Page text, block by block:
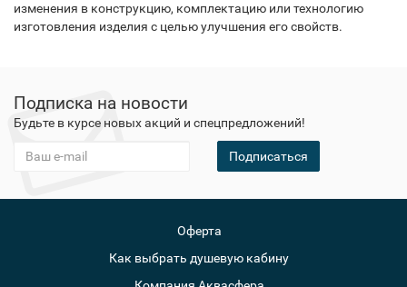
изменения в конструкцию, комплектацию или технологию
изготовления изделия с целью улучшения его свойств.
Подписка на новости
Будьте в курсе новых акций и спецпредложений!
Подписаться
Оферта
Как выбрать душевую кабину